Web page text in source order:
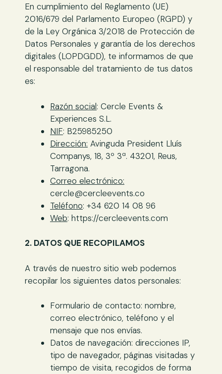
En cumplimiento del Reglamento (UE)
2016/679 del Parlamento Europeo (RGPD) y
de la Ley Orgánica 3/2018 de Protección de
Datos Personales y garantía de los derechos
digitales (LOPDGDD), te informamos de que
el responsable del tratamiento de tus datos
es:
Razón social: Cercle Events &
Experiences S.L.
NIF: B25985250
Dirección: Avinguda President Lluís
Companys, 18, 3º 3ª. 43201, Reus,
Tarragona.
Correo electrónico:
cercle@cercleevents.co
Teléfono: +34 620 14 08 96
Web: https://cercleevents.com
2. DATOS QUE RECOPILAMOS
A través de nuestro sitio web podemos
recopilar los siguientes datos personales:
Formulario de contacto: nombre,
correo electrónico, teléfono y el
mensaje que nos envías.
Datos de navegación: direcciones IP,
tipo de navegador, páginas visitadas y
tiempo de visita, recogidos de forma